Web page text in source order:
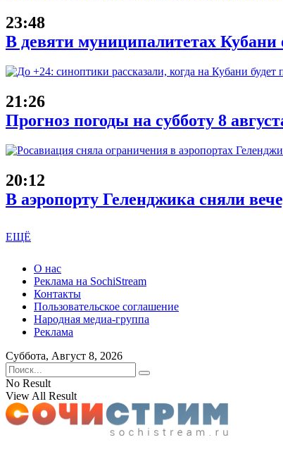
23:48
В девяти муниципалитетах
21:26
Прогноз погоды на субботу 8
20:12
В аэропорту Геленджика сняли
ЕЩЁ
О нас
Реклама на SochiStream
Контакты
Пользовательское соглашение
Народная медиа-группа
Реклама
Суббота, Август 8, 2026
No Result
View All Result